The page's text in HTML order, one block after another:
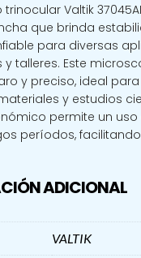
Valtik
que brinda
para diversas
talleres. Este
y preciso, ideal
y estudios
permite un
períodos,
ADICIONAL
VALTIK